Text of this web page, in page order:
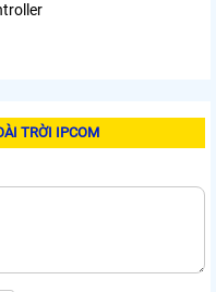
TRỜI IPCOM